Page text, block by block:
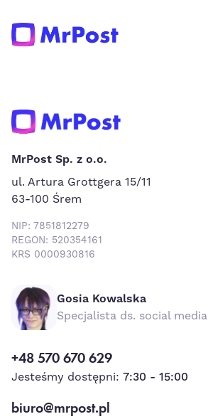
MrPost Sp. z o.o.
ul. Artura Grottgera 15/11
63-100 Śrem
NIP: 7851812279
REGON: 520354161
KRS 0000930816
Gosia Kowalska
Specjalista ds. social media
+48 570 670 629
Jesteśmy dostępni: 7:30 - 15:00
biuro@mrpost.pl